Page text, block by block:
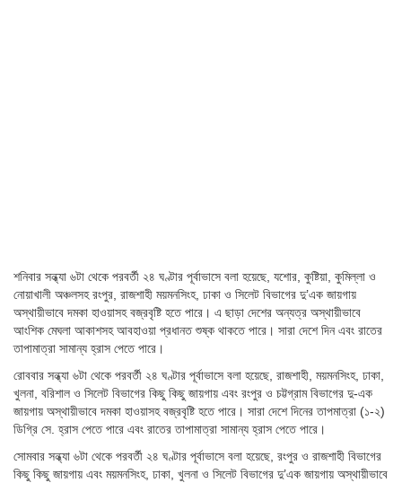
শনিবার সন্ধ্যা ৬টা থেকে পরবর্তী ২৪ ঘণ্টার পূর্বাভাসে বলা হয়েছে, যশোর, কুষ্টিয়া, কুমিল্লা ও
নোয়াখালী অঞ্চলসহ রংপুর, রাজশাহী ময়মনসিংহ, ঢাকা ও সিলেট বিভাগের দু’এক জায়গায়
অস্থায়ীভাবে দমকা হাওয়াসহ বজ্রবৃষ্টি হতে পারে। এ ছাড়া দেশের অন্যত্র অস্থায়ীভাবে
আংশিক মেঘলা আকাশসহ আবহাওয়া প্রধানত শুষ্ক থাকতে পারে। সারা দেশে দিন এবং রাতের
তাপামাত্রা সামান্য হ্রাস পেতে পারে।
রোববার সন্ধ্যা ৬টা থেকে পরবর্তী ২৪ ঘণ্টার পূর্বাভাসে বলা হয়েছে, রাজশাহী, ময়মনসিংহ, ঢাকা,
খুলনা, বরিশাল ও সিলেট বিভাগের কিছু কিছু জায়গায় এবং রংপুর ও চট্টগ্রাম বিভাগের দু-এক
জায়গায় অস্থায়ীভাবে দমকা হাওয়াসহ বজ্রবৃষ্টি হতে পারে। সারা দেশে দিনের তাপমাত্রা (১-২)
ডিগ্রি সে. হ্রাস পেতে পারে এবং রাতের তাপামাত্রা সামান্য হ্রাস পেতে পারে।
সোমবার সন্ধ্যা ৬টা থেকে পরবর্তী ২৪ ঘণ্টার পূর্বাভাসে বলা হয়েছে, রংপুর ও রাজশাহী বিভাগের
কিছু কিছু জায়গায় এবং ময়মনসিংহ, ঢাকা, খুলনা ও সিলেট বিভাগের দু’এক জায়গায় অস্থায়ীভাবে